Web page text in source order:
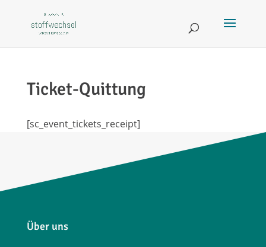
Ticket-Quittung
[sc_event_tickets_receipt]
Über uns